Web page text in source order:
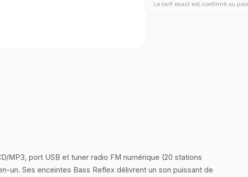
Le tarif exact est confirmé au
MP3, port USB et tuner radio FM numérique (20 stations
un. Ses enceintes Bass Reflex délivrent un son puissant de